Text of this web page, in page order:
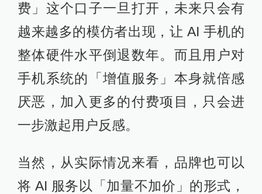
费」这个口子一旦打开，未来只会有
越来越多的模仿者出现，让 AI 手机的
整体硬件水平倒退数年。而且用户对
手机系统的「增值服务」本身就倍感
厌恶，加入更多的付费项目，只会进
一步激起用户反感。
当然，从实际情况来看，品牌也可以
将 AI 服务以「加量不加价」的形式，